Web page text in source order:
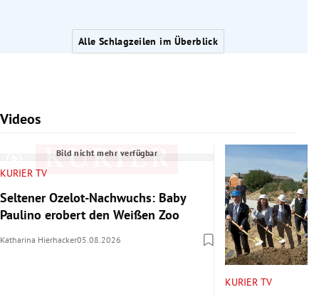
Alle Schlagzeilen im Überblick
Videos
Slide 1 von 7
Bild nicht mehr verfügbar
KURIER TV
Seltener Ozelot-Nachwuchs: Baby
Paulino erobert den Weißen Zoo
Katharina Hierhacker05.08.2026
KURIER TV